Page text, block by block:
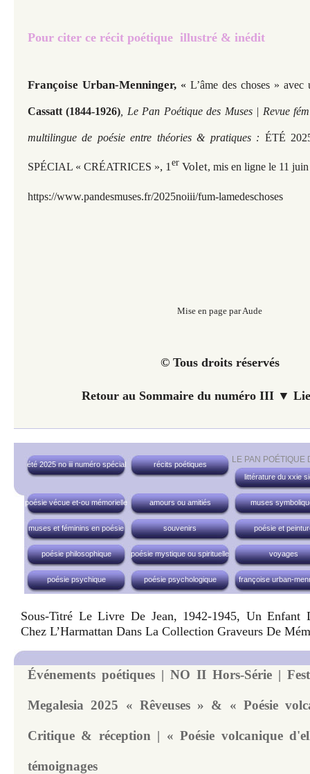
Pour citer ce récit poétique illustré & inédit
Françoise Urban-Menninger, « L’âme des choses »
Cassatt (1844-1926) , Le Pan Poétique des Muses | Revue
multilingue de poésie entre théories & pratiques : ÉTÉ
SPÉCIAL « CRÉATRICES », 1er Volet, mis en ligne le 11
https://www.pandesmuses.fr/2025noiii/fum-lamedeschoses
Mise en page par Aude
© Tous droits réservés
Retour au Sommaire du numéro III ▼
LE PAN POÉTIQUE
été 2025 no iii numéro spécial
récits poétiques
littérature du xxie
poésie vécue et-ou mémorielle amours ou amitiés muses
muses et féminins en poésie souvenirs poésie et
poésie philosophique poésie mystique ou spirituelle voyages
poésie psychique poésie psychologique françoise urban-
Sous-Titré Le Livre De Jean, 1942-1945, Un Enfant
Chez L’Harmattan Dans La Collection Graveurs De
Événements poétiques | NO II Hors-Série |
Megalesia 2025 « Rêveuses » & « Poésie
Critique & réception | « Poésie volcanique
témoignages